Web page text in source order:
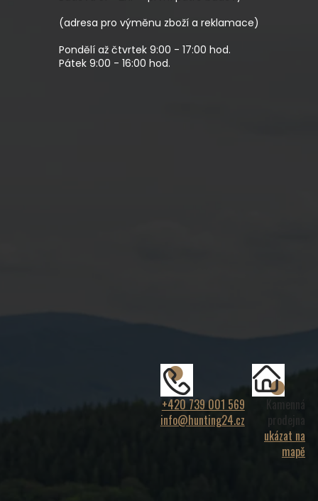
(adresa pro výměnu zboží a reklamace)
Pondělí až čtvrtek 9:00 - 17:00 hod.
Pátek 9:00 - 16:00 hod.
+420 739 001 569
info@hunting24.cz
Kamenná
prodejna
ukázat na
mapě